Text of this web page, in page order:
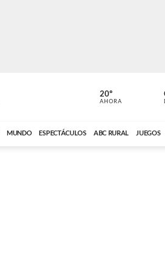
LA
ABC CARDINAL
20º
AHORA
MUNDO ESPECTÁCULOS ABC RURAL JUEGOS